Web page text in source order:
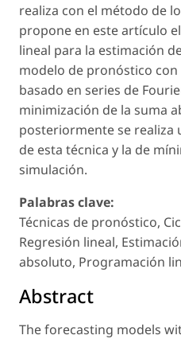
realiza con el método de
propone en este artículo
lineal para la estimación
modelo de pronóstico
basado en series de
minimización de la suma
posteriormente se realiza
de esta técnica y la de
simulación.
Palabras clave:
Técnicas de pronóstico,
Regresión lineal,
absoluto, Programación
Abstract
The forecasting models